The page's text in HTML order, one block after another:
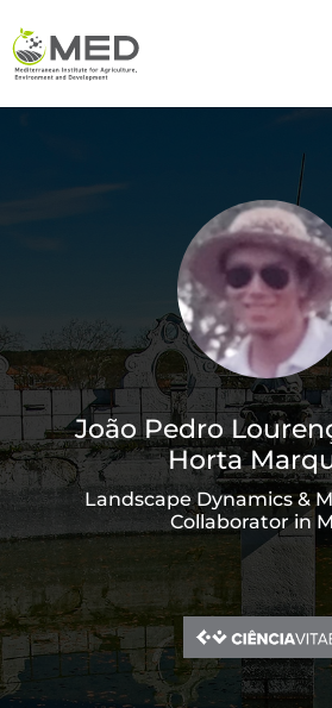
João Pedro
Horta
Landscape Dynamics &
Collaborator in